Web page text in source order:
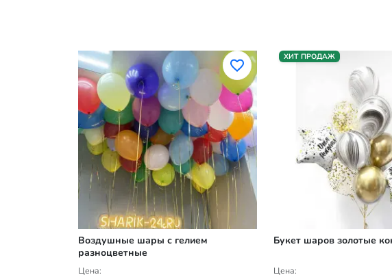
Воздушные шары с гелием
разноцветные
Цена:
ХИТ ПРОДАЖ
Букет шаров золотые
Цена: